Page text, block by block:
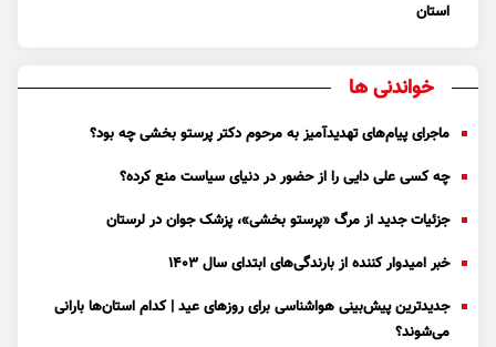
استان
خواندنی ها
ماجرای پیام‌های تهدیدآمیز به مرحوم دکتر پرستو بخشی چه بود؟
چه کسی علی دایی را از حضور در دنیای سیاست منع کرده؟
جزئیات جدید از مرگ «پرستو بخشی»، پزشک جوان در لرستان
خبر امیدوار کننده از بارندگی‌های ابتدای سال ۱۴۰۳
جدیدترین پیش‌بینی هواشناسی برای روزهای عید | کدام استان‌ها بارانی
می‌شوند؟